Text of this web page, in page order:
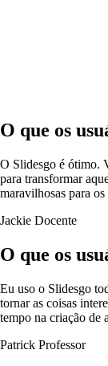
O que os
O Slidesgo é ótimo.
para transformar
maravilhosas para os
Jackie Docente
O que os
Eu uso o Slidesgo
tornar as coisas
tempo na criação de
Patrick Professor